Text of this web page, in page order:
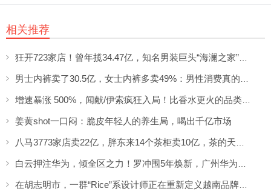
相关推荐
姜黄shot一口闷：脆皮年轻人的养生局，喝出千亿市场